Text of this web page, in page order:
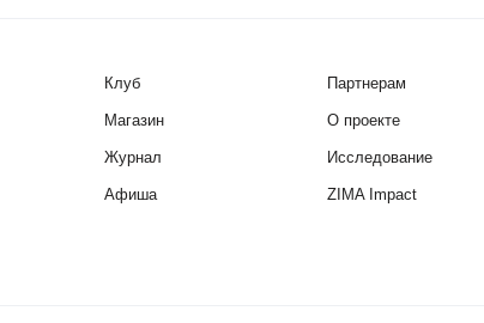
Клуб
Магазин
Журнал
Афиша
Партнерам
О проекте
Исследование
ZIMA Impact